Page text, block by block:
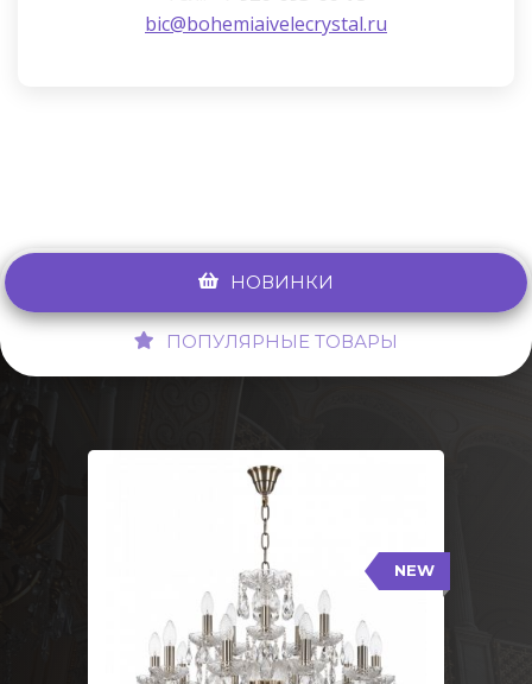
bic@bohemiaivelecrystal.ru
НОВИНКИ
ПОПУЛЯРНЫЕ ТОВАРЫ
NEW
117/10+5/240 Pa
Тип: Стеклянный рожок
Цвет арматуры: Патина/